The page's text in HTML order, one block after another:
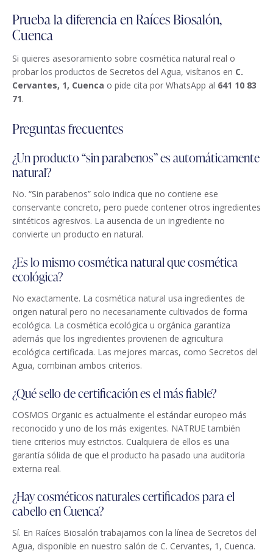
Prueba la diferencia en Raíces Biosalón,
Cuenca
Si quieres asesoramiento sobre cosmética natural real o
probar los productos de Secretos del Agua, visítanos en C.
Cervantes, 1, Cuenca o pide cita por WhatsApp al 641 10 83
71.
Preguntas frecuentes
¿Un producto “sin parabenos” es automáticamente
natural?
No. “Sin parabenos” solo indica que no contiene ese
conservante concreto, pero puede contener otros ingredientes
sintéticos agresivos. La ausencia de un ingrediente no
convierte un producto en natural.
¿Es lo mismo cosmética natural que cosmética
ecológica?
No exactamente. La cosmética natural usa ingredientes de
origen natural pero no necesariamente cultivados de forma
ecológica. La cosmética ecológica u orgánica garantiza
además que los ingredientes provienen de agricultura
ecológica certificada. Las mejores marcas, como Secretos del
Agua, combinan ambos criterios.
¿Qué sello de certificación es el más fiable?
COSMOS Organic es actualmente el estándar europeo más
reconocido y uno de los más exigentes. NATRUE también
tiene criterios muy estrictos. Cualquiera de ellos es una
garantía sólida de que el producto ha pasado una auditoría
externa real.
¿Hay cosméticos naturales certificados para el
cabello en Cuenca?
Sí. En Raíces Biosalón trabajamos con la línea de Secretos del
Agua, disponible en nuestro salón de C. Cervantes, 1, Cuenca.